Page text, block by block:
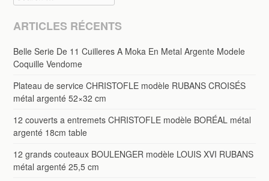
ARTICLES RÉCENTS
Belle Serie De 11 Cuilleres A Moka En Metal Argente Modele
Coquille Vendome
Plateau de service CHRISTOFLE modèle RUBANS CROISÉS
métal argenté 52×32 cm
12 couverts a entremets CHRISTOFLE modèle BORÉAL métal
argenté 18cm table
12 grands couteaux BOULENGER modèle LOUIS XVI RUBANS
métal argenté 25,5 cm